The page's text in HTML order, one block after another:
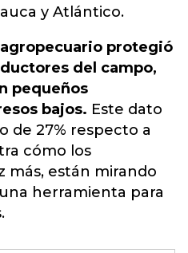
y Atlántico.
protegió
del campo,
pequeños
bajos. Este dato
de 27% respecto a
cómo los
más, están mirando
herramienta para